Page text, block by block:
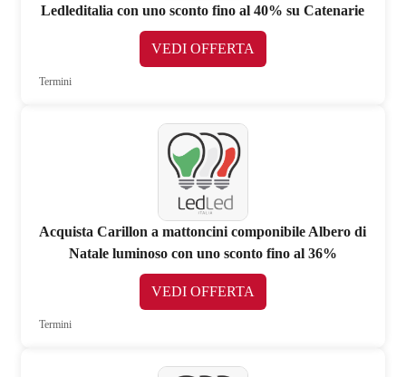
Ledleditalia con uno sconto fino al 40% su Catenarie
VEDI OFFERTA
Termini
Acquista Carillon a mattoncini componibile Albero di
Natale luminoso con uno sconto fino al 36%
VEDI OFFERTA
Termini